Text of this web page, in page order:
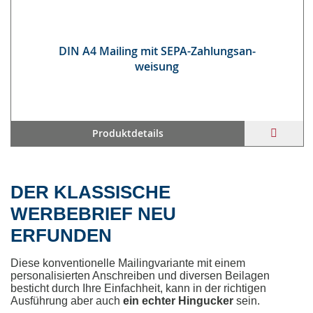
DIN A4 Mai­ling mit SE­PA-Zah­lungs­an­
wei­sung
Produktdetails
DER KLASSISCHE
WERBEBRIEF NEU
ERFUNDEN
Diese konventionelle Mailingvariante mit einem
personalisierten Anschreiben und diversen Beilagen
besticht durch Ihre Einfachheit, kann in der richtigen
Ausführung aber auch ein echter Hingucker sein.